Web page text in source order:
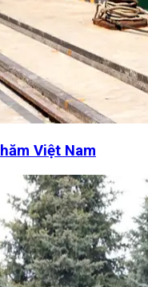
Việt Nam